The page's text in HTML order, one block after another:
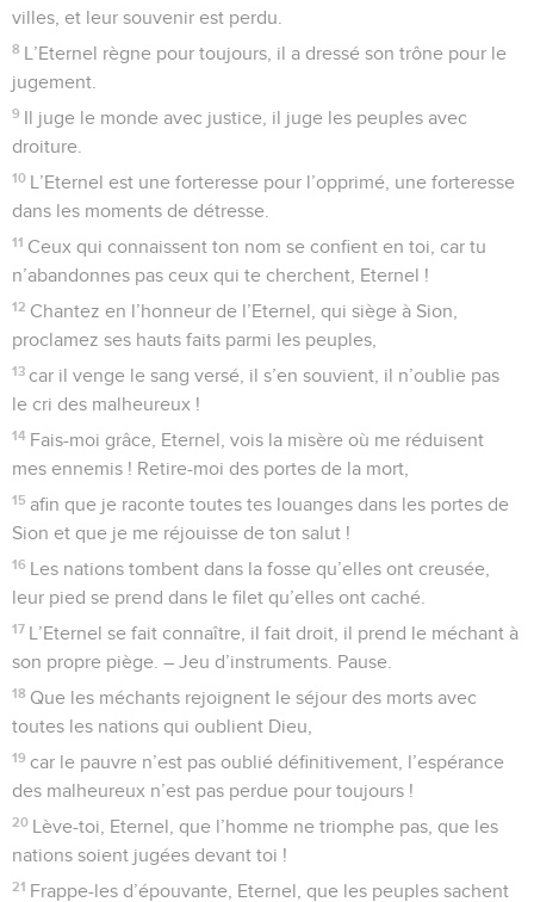
villes, et leur souvenir est perdu.
8 L’Eternel règne pour toujours, il a dressé son trône pour le
jugement.
9 Il juge le monde avec justice, il juge les peuples avec
droiture.
10 L’Eternel est une forteresse pour l’opprimé, une forteresse
dans les moments de détresse.
11 Ceux qui connaissent ton nom se confient en toi, car tu
n’abandonnes pas ceux qui te cherchent, Eternel !
12 Chantez en l’honneur de l’Eternel, qui siège à Sion,
proclamez ses hauts faits parmi les peuples,
13 car il venge le sang versé, il s’en souvient, il n’oublie pas
le cri des malheureux !
14 Fais-moi grâce, Eternel, vois la misère où me réduisent
mes ennemis ! Retire-moi des portes de la mort,
15 afin que je raconte toutes tes louanges dans les portes de
Sion et que je me réjouisse de ton salut !
16 Les nations tombent dans la fosse qu’elles ont creusée,
leur pied se prend dans le filet qu’elles ont caché.
17 L’Eternel se fait connaître, il fait droit, il prend le méchant à
son propre piège. – Jeu d’instruments. Pause.
18 Que les méchants rejoignent le séjour des morts avec
toutes les nations qui oublient Dieu,
19 car le pauvre n’est pas oublié définitivement, l’espérance
des malheureux n’est pas perdue pour toujours !
20 Lève-toi, Eternel, que l’homme ne triomphe pas, que les
nations soient jugées devant toi !
21 Frappe-les d’épouvante, Eternel, que les peuples sachent